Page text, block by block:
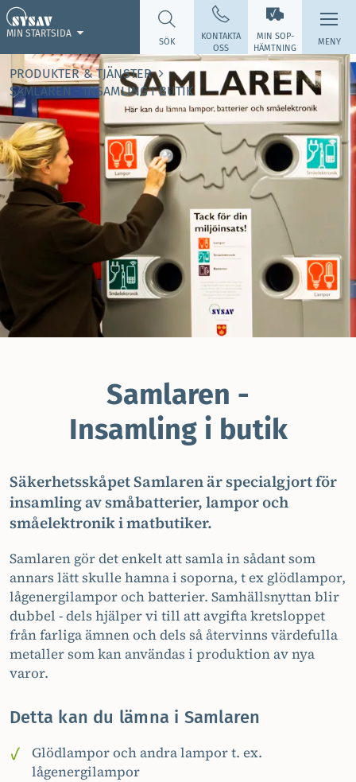
MIN SOP­
HÄMTNING
SÖK
KONTAKTA
OSS
MENY
MIN STARTSIDA
PRODUKTER & TJÄNSTER
SAMLAREN - INSAMLING I BUTIK
Samlaren -
Insamling i butik
Säkerhetsskåpet Samlaren är specialgjort för
insamling av småbatterier, lampor och
småelektronik i matbutiker.
Samlaren gör det enkelt att samla in sådant som
annars lätt skulle hamna i soporna, t ex glödlampor,
lågenergilampor och batterier. Samhällsnyttan blir
dubbel - dels hjälper vi till att avgifta kretsloppet
från farliga ämnen och dels så återvinns värdefulla
metaller som kan användas i produktion av nya
varor.
Detta kan du lämna i Samlaren
Glödlampor och andra lampor t. ex.
lågenergilampor